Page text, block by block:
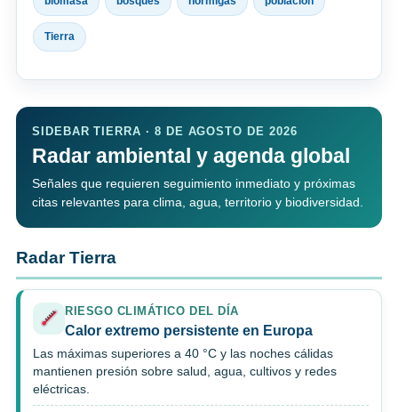
Tierra
SIDEBAR TIERRA · 8 DE AGOSTO DE 2026
Radar ambiental y agenda global
Señales que requieren seguimiento inmediato y próximas
citas relevantes para clima, agua, territorio y biodiversidad.
Radar Tierra
RIESGO CLIMÁTICO DEL DÍA
Calor extremo persistente en Europa
Las máximas superiores a 40 °C y las noches cálidas
mantienen presión sobre salud, agua, cultivos y redes
eléctricas.